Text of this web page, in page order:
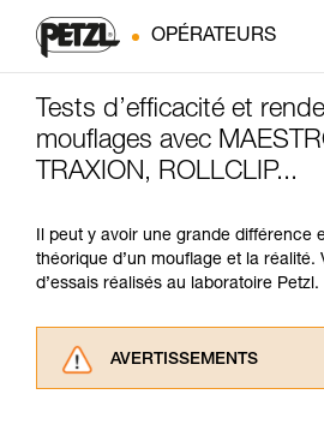
OPÉRATEURS
Tests d’efficacité et
mouflages avec
TRAXION, ROLLCLIP...
Il peut y avoir une grande différence
théorique d’un mouflage et la réalité.
d’essais réalisés au laboratoire Petzl.
AVERTISSEMENTS